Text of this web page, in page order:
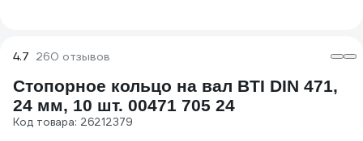
4.7 260 отзывов
Стопорное кольцо на вал BTI DIN 471,
24 мм, 10 шт. 00471 705 24
Код товара: 26212379